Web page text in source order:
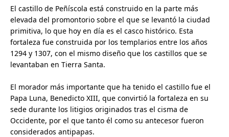
El castillo de Peñíscola está construido en la parte más
elevada del promontorio sobre el que se levantó la ciudad
primitiva, lo que hoy en día es el casco histórico. Esta
fortaleza fue construida por los templarios entre los años
1294 y 1307, con el mismo diseño que los castillos que se
levantaban en Tierra Santa.
El morador más importante que ha tenido el castillo fue el
Papa Luna, Benedicto XIII, que convirtió la fortaleza en su
sede durante los litigios originados tras el cisma de
Occidente, por el que tanto él como su antecesor fueron
considerados antipapas.